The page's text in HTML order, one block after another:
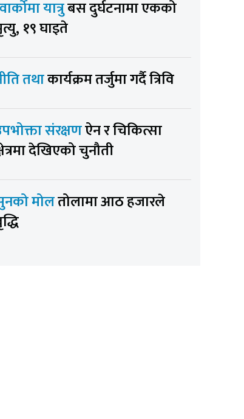
यात्रुबस दुर्घटनामा एकको
१९ घाइते
तथाकार्यक्रम तर्जुमा गर्दै त्रिवि
संरक्षणऐन र चिकित्सा
देखिएको चुनौती
मोलतोलामा आठ हजारले